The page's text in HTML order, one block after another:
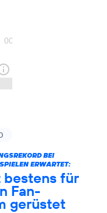
BEI
ERWARTET:
bestens für
Fan-
gerüstet